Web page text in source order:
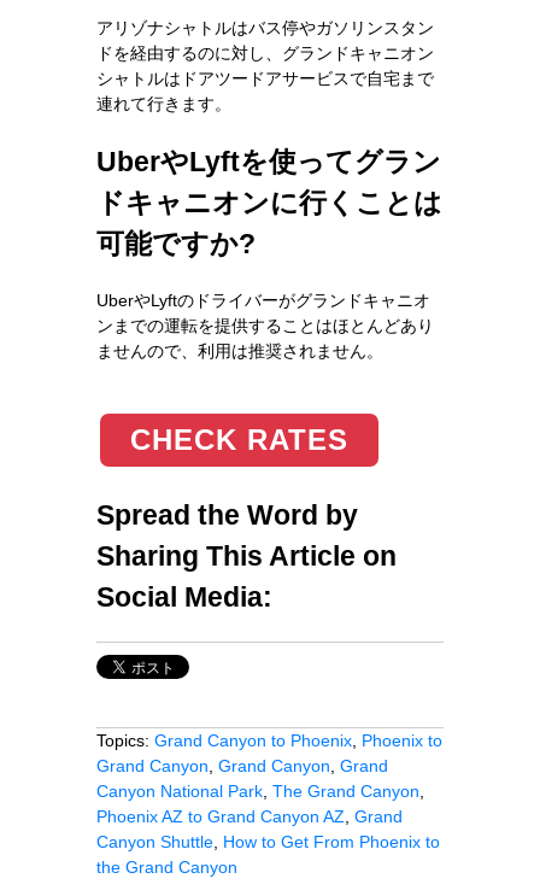
アリゾナシャトルはバス停やガソリンスタン
ドを経由するのに対し、グランドキャニオン
シャトルはドアツードアサービスで自宅まで
連れて行きます。
UberやLyftを使ってグラン
ドキャニオンに行くことは
可能ですか?
UberやLyftのドライバーがグランドキャニオ
ンまでの運転を提供することはほとんどあり
ませんので、利用は推奨されません。
CHECK RATES
Spread the Word by
Sharing This Article on
Social Media:
Topics: Grand Canyon to Phoenix, Phoenix to
Grand Canyon, Grand Canyon, Grand
Canyon National Park, The Grand Canyon,
Phoenix AZ to Grand Canyon AZ, Grand
Canyon Shuttle, How to Get From Phoenix to
the Grand Canyon